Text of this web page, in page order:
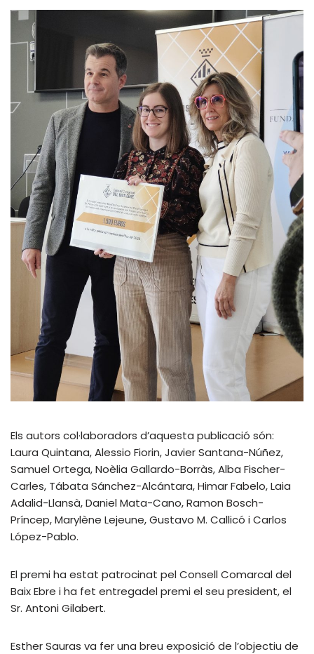
Els autors col·laboradors d’aquesta publicació són:
Laura Quintana, Alessio Fiorin, Javier Santana-Núñez,
Samuel Ortega, Noèlia Gallardo-Borràs, Alba Fischer-
Carles, Tábata Sánchez-Alcántara, Himar Fabelo, Laia
Adalid-Llansà, Daniel Mata-Cano, Ramon Bosch-
Príncep, Marylène Lejeune, Gustavo M. Callicó i Carlos
López-Pablo.
El premi ha estat patrocinat pel Consell Comarcal del
Baix Ebre i ha fet entregadel premi el seu president, el
Sr. Antoni Gilabert.
Esther Sauras va fer una breu exposició de l’objectiu de